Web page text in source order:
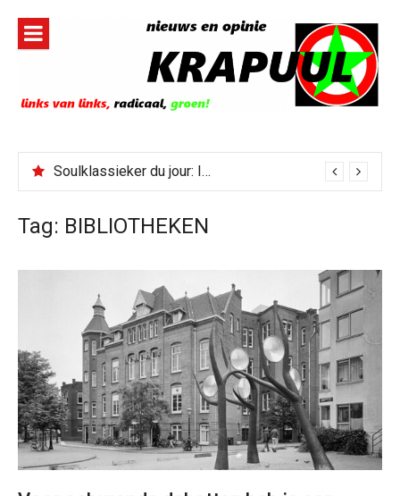
inhoud
Soulklassieker du jour: I Wish It Would Rain
Tag: BIBLIOTHEKEN